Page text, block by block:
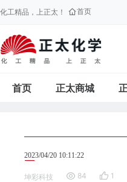
化工精品，上正太！ 首页
首页 正太商城
2023/04/20 10:11:22
坤彩科技 84 1